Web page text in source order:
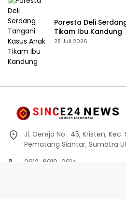
Poresta Deli
Tikam Ibu Kandung
28 Juli 2026
Jl. Gereja No . 45, Kristen, Kec.
Pematang Siantar, Sumatra
0812-6010-0914